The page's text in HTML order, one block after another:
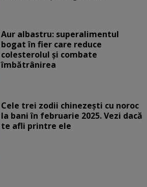
Aur albastru: superalimentul
bogat în fier care reduce
colesterolul și combate
îmbătrânirea
Cele trei zodii chinezești cu noroc
la bani în februarie 2025. Vezi dacă
te afli printre ele